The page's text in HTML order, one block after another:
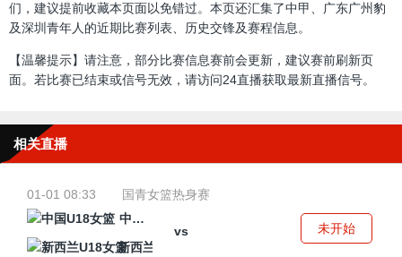
们，建议提前收藏本页面以免错过。本页还汇集了中甲、广东广州豹
及深圳青年人的近期比赛列表、历史交锋及赛程信息。
【温馨提示】请注意，部分比赛信息赛前会更新，建议赛前刷新页
面。若比赛已结束或信号无效，请访问24直播获取最新直播信号。
相关直播
01-01 08:33
国青女篮热身赛
中国U18女篮
vs
新西兰U18女篮
未开始